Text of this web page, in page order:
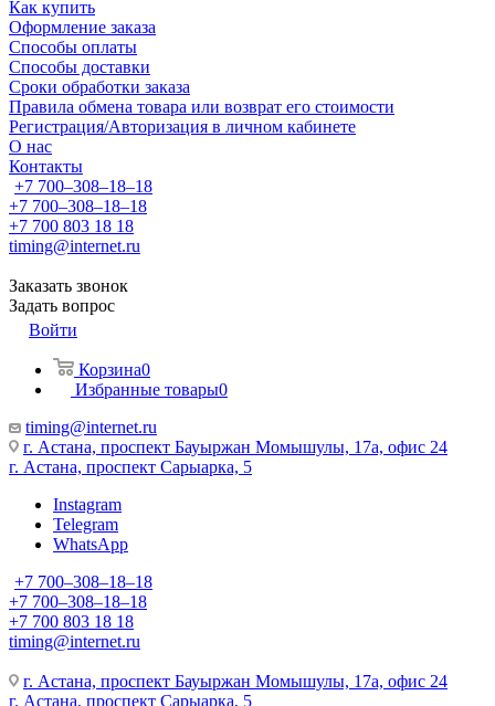
Как купить
Оформление заказа
Способы оплаты
Способы доставки
Сроки обработки заказа
Правила обмена товара или возврат его стоимости
Регистрация/Авторизация в личном кабинете
О нас
Контакты
+7 700‒308‒18‒18
+7 700‒308‒18‒18
+7 700 803 18 18
timing@internet.ru
Заказать звонок
Задать вопрос
Войти
Корзина0
Избранные товары0
timing@internet.ru
г. Астана, проспект Бауыржан Момышулы, 17а, офис 24
г. Астана, проспект Сарыарка, 5
Instagram
Telegram
WhatsApp
+7 700‒308‒18‒18
+7 700‒308‒18‒18
+7 700 803 18 18
timing@internet.ru
г. Астана, проспект Бауыржан Момышулы, 17а, офис 24
г. Астана, проспект Сарыарка, 5